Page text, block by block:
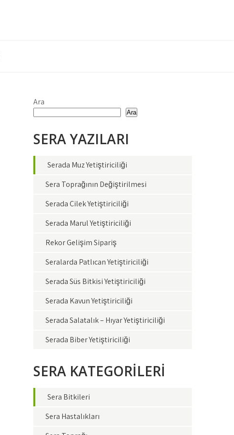
Ara
Ara
SERA YAZILARI
Serada Muz Yetiştiriciliği
Sera Toprağının Değiştirilmesi
Serada Çilek Yetiştiriciliği
Serada Marul Yetiştiriciliği
Rekor Gelişim Sipariş
Seralarda Patlıcan Yetiştiriciliği
Serada Süs Bitkisi Yetiştiriciliği
Serada Kavun Yetiştiriciliği
Serada Salatalık – Hıyar Yetiştiriciliği
Serada Biber Yetiştiriciliği
SERA KATEGORİLERİ
Sera Bitkileri
Sera Hastalıkları